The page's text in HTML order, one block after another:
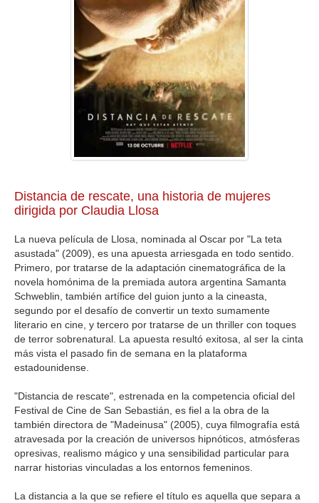
GALERIA
Distancia de rescate, una historia de mujeres
dirigida por Claudia Llosa
La nueva película de Llosa, nominada al Oscar por "La teta
asustada" (2009), es una apuesta arriesgada en todo sentido.
Primero, por tratarse de la adaptación cinematográfica de la
novela homónima de la premiada autora argentina Samanta
Schweblin, también artífice del guion junto a la cineasta,
segundo por el desafío de convertir un texto sumamente
literario en cine, y tercero por tratarse de un thriller con toques
de terror sobrenatural. La apuesta resultó exitosa, al ser la cinta
más vista el pasado fin de semana en la plataforma
estadounidense.
"Distancia de rescate", estrenada en la competencia oficial del
Festival de Cine de San Sebastián, es fiel a la obra de la
también directora de "Madeinusa" (2005), cuya filmografía está
atravesada por la creación de universos hipnóticos, atmósferas
opresivas, realismo mágico y una sensibilidad particular para
narrar historias vinculadas a los entornos femeninos.
La distancia a la que se refiere el título es aquella que separa a